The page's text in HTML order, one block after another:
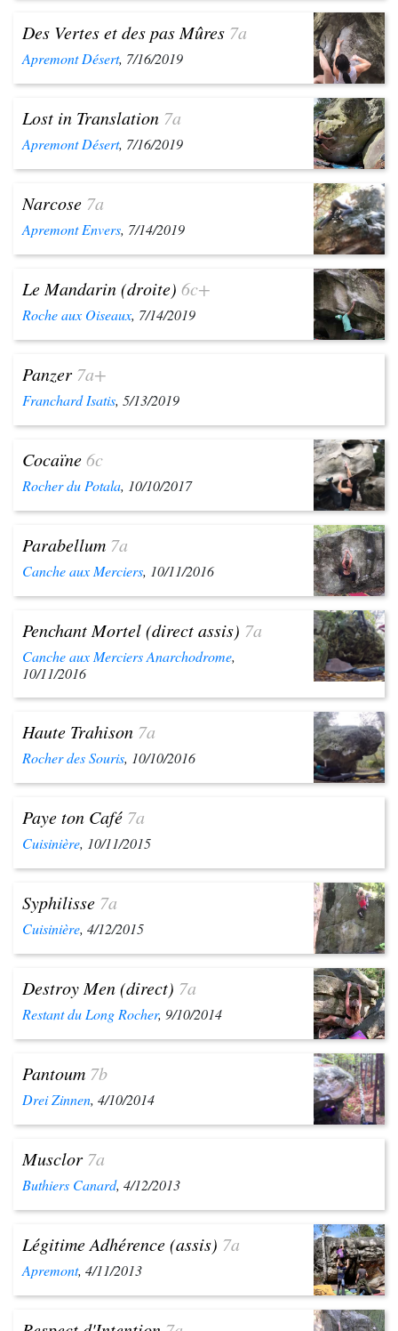
Des Vertes et des pas Mûres 7a
Apremont Désert, 7/16/2019
Lost in Translation 7a
Apremont Désert, 7/16/2019
Narcose 7a
Apremont Envers, 7/14/2019
Le Mandarin (droite) 6c+
Roche aux Oiseaux, 7/14/2019
Panzer 7a+
Franchard Isatis, 5/13/2019
Cocaïne6c
Rocher du Potala, 10/10/2017
Parabellum 7a
Canche aux Merciers, 10/11/2016
Penchant Mortel (direct assis) 7a
Canche aux Merciers Anarchodrome,
10/11/2016
Haute Trahison 7a
Rocher des Souris, 10/10/2016
Paye ton Café 7a
Cuisinière, 10/11/2015
Syphilisse 7a
Cuisinière, 4/12/2015
Destroy Men (direct) 7a
Restant du Long Rocher, 9/10/2014
Pantoum 7b
Drei Zinnen, 4/10/2014
Musclor 7a
Buthiers Canard, 4/12/2013
Légitime Adhérence (assis) 7a
Apremont, 4/11/2013